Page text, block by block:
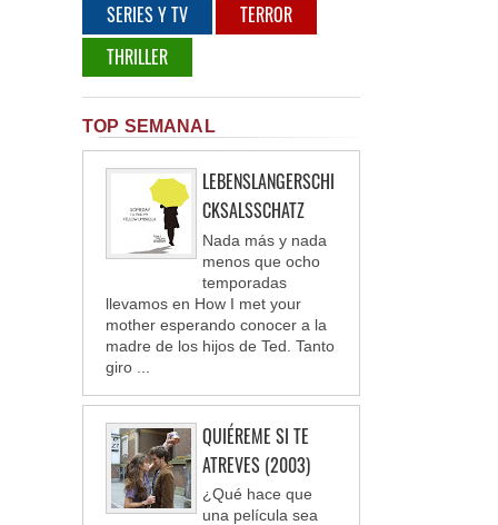
SERIES Y TV
TERROR
THRILLER
TOP SEMANAL
LEBENSLANGERSCHI
CKSALSSCHATZ
Nada más y nada
menos que ocho
temporadas
llevamos en How I met your
mother esperando conocer a la
madre de los hijos de Ted. Tanto
giro ...
QUIÉREME SI TE
ATREVES (2003)
¿Qué hace que
una película sea